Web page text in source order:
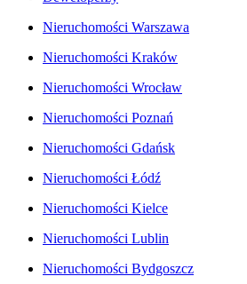
Nieruchomości Warszawa
Nieruchomości Kraków
Nieruchomości Wrocław
Nieruchomości Poznań
Nieruchomości Gdańsk
Nieruchomości Łódź
Nieruchomości Kielce
Nieruchomości Lublin
Nieruchomości Bydgoszcz